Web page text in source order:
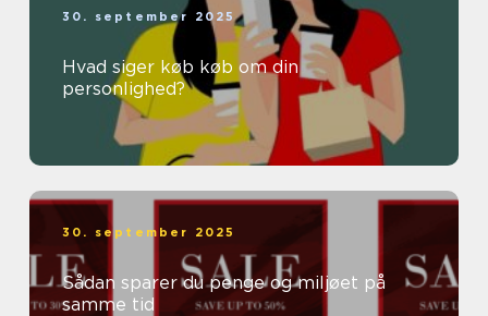
30. september 2025
Hvad siger køb køb om din
personlighed?
30. september 2025
Sådan sparer du penge og miljøet på
samme tid